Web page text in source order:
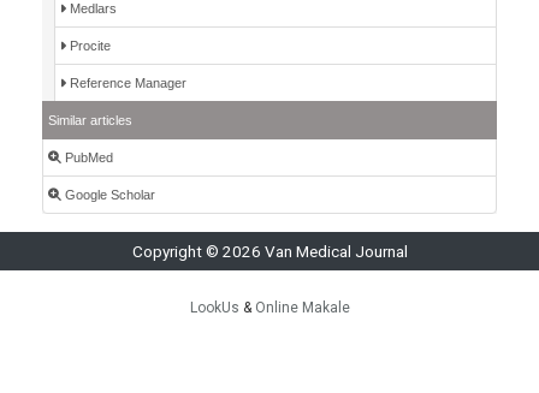
Medlars
Procite
Reference Manager
Similar articles
PubMed
Google Scholar
Copyright © 2026 Van Medical Journal
LookUs & Online Makale